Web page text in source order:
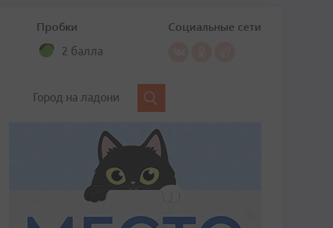
Пробки
2 балла
Социальные сети
Город на ладони